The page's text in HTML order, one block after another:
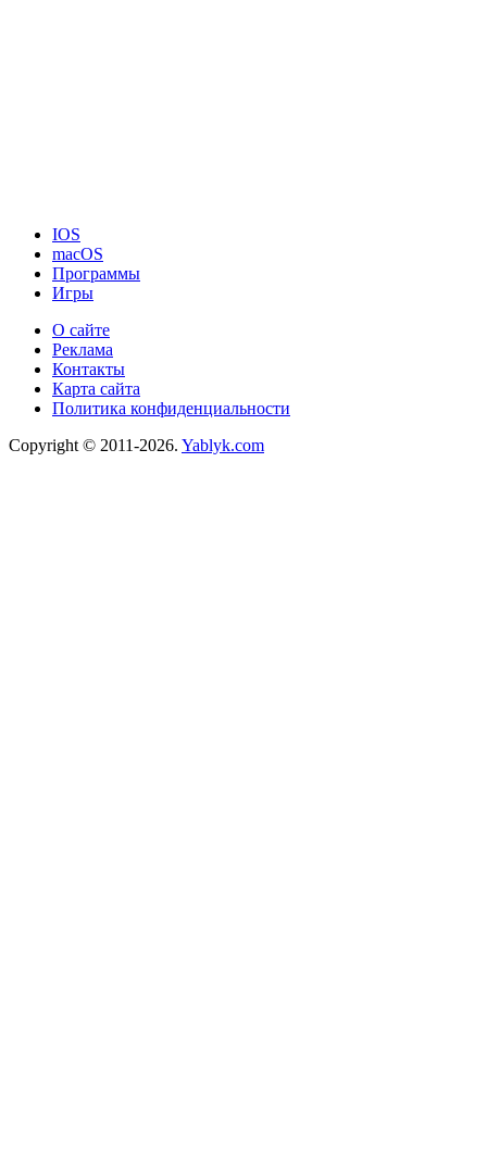
IOS
macOS
Программы
Игры
О сайте
Реклама
Контакты
Карта сайта
Политика конфиденциальности
Copyright © 2011-2026. Yablyk.сom